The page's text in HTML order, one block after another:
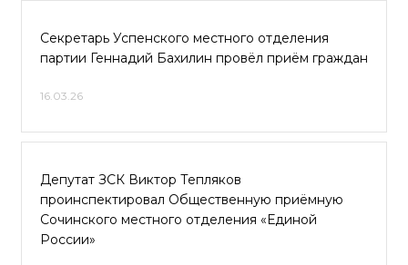
Секретарь Успенского местного отделения
партии Геннадий Бахилин провёл приём граждан
16.03.26
Депутат ЗСК Виктор Тепляков
проинспектировал Общественную приёмную
Сочинского местного отделения «Единой
России»